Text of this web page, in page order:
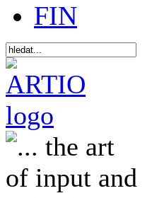
FIN